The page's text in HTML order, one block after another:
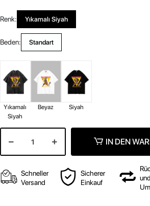
Renk: Yıkamalı Siyah
Beden: Standart
Yıkamalı
Siyah
Beyaz Siyah
IN DEN
Schneller
Versand
Sicherer
Einkauf
und